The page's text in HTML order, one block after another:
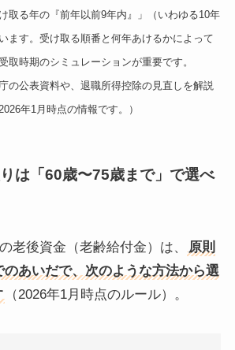
取る年の『前年以前9年内』」（いわゆる10年
ます。受け取る順番と何年あけるかによって
取時期のシミュレーションが重要です。
の公表資料や、退職所得控除の見直しを解説
年1月時点の情報です。）
は「60歳〜75歳まで」で選べ
老後資金（老齢給付金）は、
原則
のあいだで、次のような方法から選
（2026年1月時点のルール）。